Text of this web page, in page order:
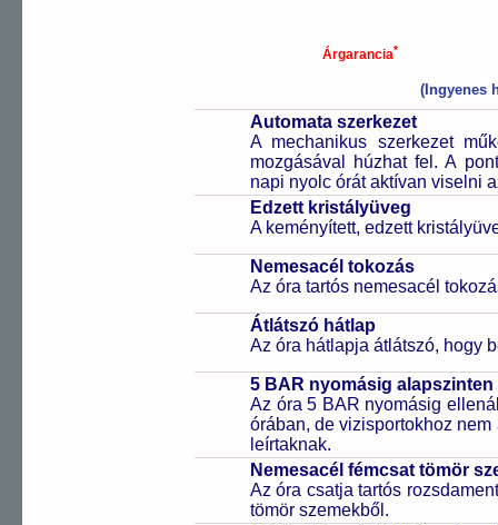
Árgarancia*
(Ingyenes
Automata szerkezet
A mechanikus szerkezet
mozgásával húzhat fel. A
napi nyolc órát aktívan viselni
Edzett kristályüveg
A keményített, edzett
Nemesacél tokozás
Az óra tartós nemesacél
Átlátszó hátlap
Az óra hátlapja átlátszó, hogy
5 BAR nyomásig alapszinten
Az óra 5 BAR nyomásig
órában, de vizisportokhoz
leírtaknak.
Nemesacél fémcsat tömör
Az óra csatja tartós
tömör szemekből.